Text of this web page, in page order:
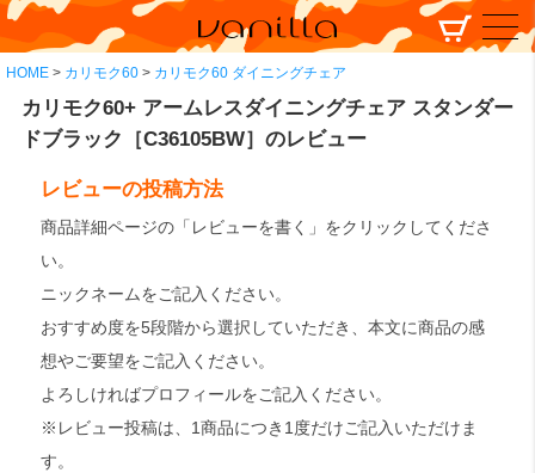
HOME カリモク60 カリモク60 ダイニングチェア
カリモク60+ アームレスダイニングチェア スタンダー
ドブラック［C36105BW］のレビュー
レビューの投稿方法
商品詳細ページの「レビューを書く」をクリックしてくださ
い。
ニックネームをご記入ください。
おすすめ度を5段階から選択していただき、本文に商品の感
想やご要望をご記入ください。
よろしければプロフィールをご記入ください。
※レビュー投稿は、1商品につき1度だけご記入いただけま
す。